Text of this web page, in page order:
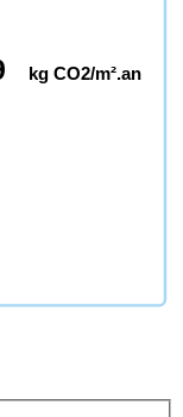
kg CO2/m².an